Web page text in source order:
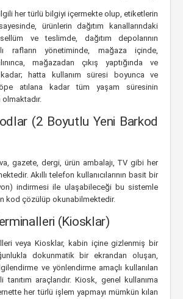
her türlü bilgiyi içermekte olup, etiketlerin
ürünlerin dağıtım kanallarındaki
ve teslimde, dağıtım depolarının
rafların yönetiminde, mağaza içinde,
mağazadan çıkış yaptığında ve
hatta kullanım süresi boyunca ve
atılana kadar tüm yaşam süresinin
(2 Boyutlu Yeni Barkod
gazete, dergi, ürün ambalajı, TV gibi her
Akıllı telefon kullanıcılarının basit bir
indirmesi ile ulaşabileceği bu sistemle
kod çözülüp okunabilmektedir.
(Kiosklar)
veya Kiosklar, kabin içine gizlenmiş bir
dokunmatik bir ekrandan oluşan,
ve yönlendirme amaçlı kullanılan
araçlarıdır. Kiosk, genel kullanıma
her türlü işlem yapmayı mümkün kılan